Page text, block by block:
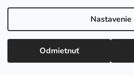
Nastavenie
Odmietnuť